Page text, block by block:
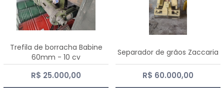
Trefila de borracha Babine
60mm - 10 cv
R$ 25.000,00
Separador de grãos Zaccaria
R$ 60.000,00